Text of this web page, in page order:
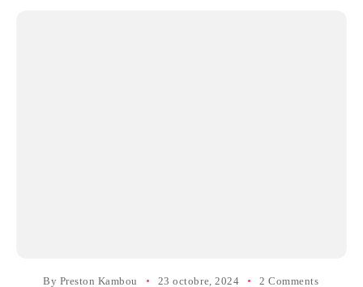
By Preston Kambou 23 octobre, 2024 2 Comments